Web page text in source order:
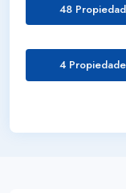
48
4